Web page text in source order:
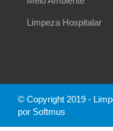
Limpeza Hospitalar
© Copyright 2019 -
por Softmus